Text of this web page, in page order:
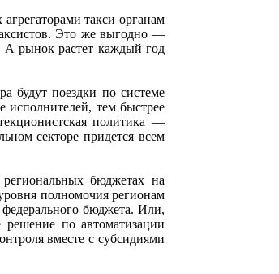
такси органам
Это же выгодно —
А рынок растет каждый год
будут поездки по системе
тем быстрее
политика —
секторе придется всем
бюджетах на
полномочия регионам
бюджета. Или,
по автоматизации
вместе с субсидиями